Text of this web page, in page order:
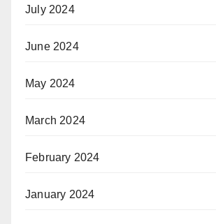
July 2024
June 2024
May 2024
March 2024
February 2024
January 2024